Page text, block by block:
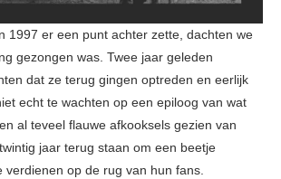
1997 er een punt achter zette, dachten we
gezongen was. Twee jaar geleden
dat ze terug gingen optreden en eerlijk
echt te wachten op een epiloog van wat
al teveel flauwe afkooksels gezien van
jaar terug staan om een beetje
verdienen op de rug van hun fans.